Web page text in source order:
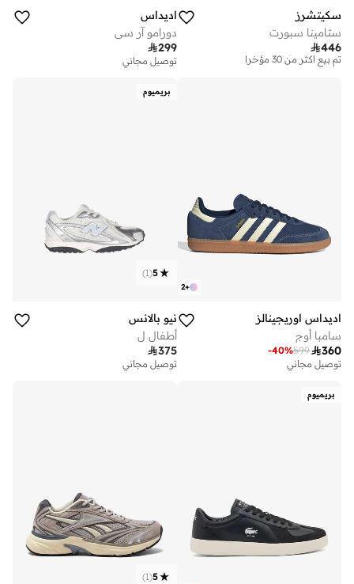
سكيتشرز
ستامينا سبورت
446
توصيل مجاني
تم بيع أكثر من 30 مؤخرا
اديداس
دورامو آر سي
299
توصيل مجاني
+
2
اديداس اوريجينالز
سامبا أوج
360
599
-40%
توصيل مجاني
بريميوم
5
(
1
)
نيو بالانس
أطفال ل
375
توصيل مجاني
بريميوم
5
(
1
)